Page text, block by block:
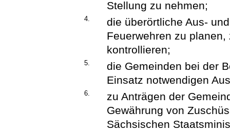
Stellung zu nehmen;
4.
die überörtliche Aus-
Feuerwehren zu
kontrollieren;
5.
die Gemeinden bei der
Einsatz notwendigen
6.
zu Anträgen der
Gewährung von
Sächsischen